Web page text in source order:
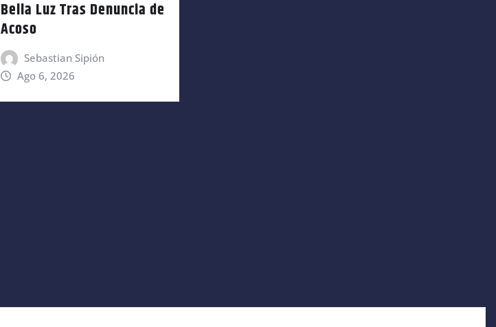
Bella Luz Tras Denuncia de
Acoso
Sebastian Sipión
Ago 6, 2026